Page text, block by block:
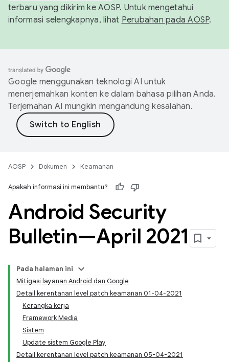
terbaru yang dikirim ke AOSP. Untuk mengetahui
informasi selengkapnya, lihat Perubahan pada AOSP.
Google menggunakan teknologi AI untuk
menerjemahkan konten ke dalam bahasa pilihan Anda.
Terjemahan AI mungkin mengandung kesalahan.
AOSP Dokumen Keamanan
Apakah informasi ini membantu?
Android Security
Bulletin—April 2021
Pada halaman ini
Mitigasi layanan Android dan Google
Detail kerentanan level patch keamanan 01-04-2021
Kerangka kerja
Framework Media
Sistem
Update sistem Google Play
Detail kerentanan level patch keamanan 05-04-2021